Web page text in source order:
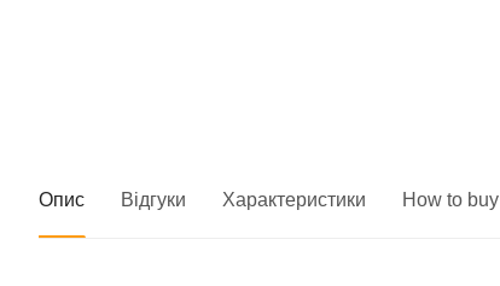
Опис Відгуки Характеристики How to buy